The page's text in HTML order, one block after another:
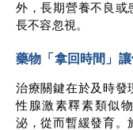
外，長期營養不良或
長不容忽視。
藥物「拿回時間」
治療關鍵在於及時發
性腺激素釋素類似
泌，從而暫緩發育。